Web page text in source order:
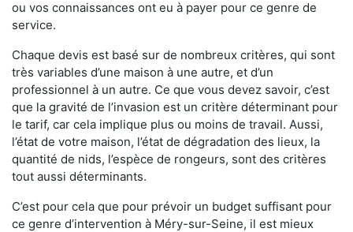
ou vos connaissances ont eu à payer pour ce genre de
service.
Chaque devis est basé sur de nombreux critères, qui sont
très variables d’une maison à une autre, et d’un
professionnel à un autre. Ce que vous devez savoir, c’est
que la gravité de l’invasion est un critère déterminant pour
le tarif, car cela implique plus ou moins de travail. Aussi,
l’état de votre maison, l’état de dégradation des lieux, la
quantité de nids, l’espèce de rongeurs, sont des critères
tout aussi déterminants.
C’est pour cela que pour prévoir un budget suffisant pour
ce genre d’intervention à Méry-sur-Seine, il est mieux